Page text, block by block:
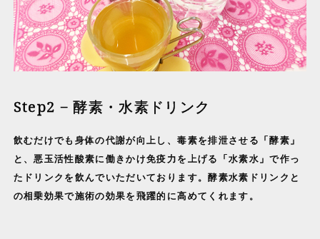
Step2 − 酵素・水素ドリンク
飲むだけでも身体の代謝が向上し、毒素を排泄させる「酵素」
と、悪玉活性酸素に働きかけ免疫力を上げる「水素水」で作っ
たドリンクを飲んでいただいております。酵素水素ドリンクと
の相乗効果で施術の効果を飛躍的に高めてくれます。